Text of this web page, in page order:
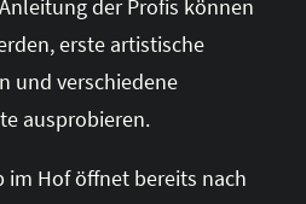
der Profis können
erste artistische
und verschiedene
ausprobieren.
im Hof öffnet bereits nach